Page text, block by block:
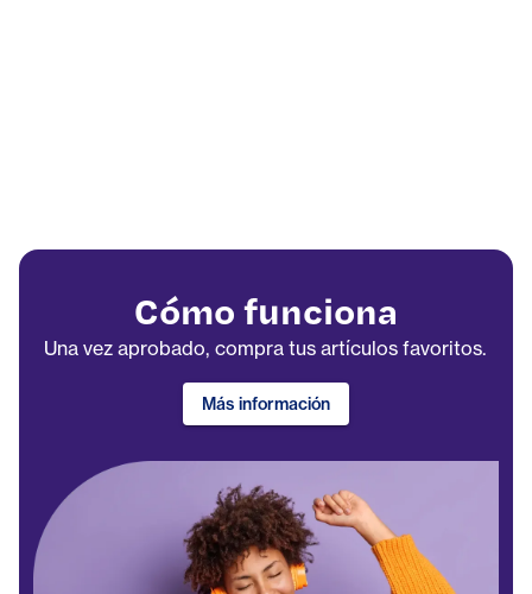
Cómo funciona
Una vez aprobado, compra tus artículos favoritos.
Más información